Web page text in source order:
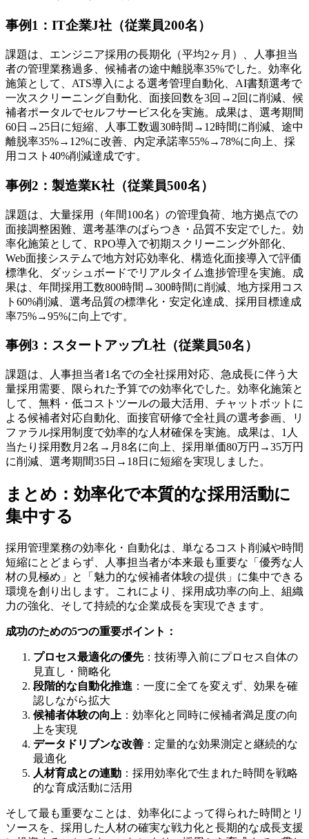
事例1：IT企業J社（従業員200名）
課題は、エンジニア採用の長期化（平均2ヶ月）、人事担当
者の管理業務過多、候補者の途中離脱率35%でした。効率化
施策として、ATS導入による選考管理自動化、AI書類選考で
一次スクリーニング自動化、面接回数を3回→2回に削減、候
補者ポータルでセルフサービス化を実施。成果は、選考期間
60日→25日に短縮、人事工数週30時間→12時間に削減、途中
離脱率35%→12%に改善、内定承諾率55%→78%に向上、採
用コスト40%削減達成です。
事例2：製造業K社（従業員500名）
課題は、大量採用（年間100名）の管理負荷、地方拠点での
面接調整困難、選考基準のばらつき・品質不安定でした。効
率化施策として、RPO導入で初期スクリーニング外部化、
Web面接システムで地方対応効率化、構造化面接導入で評価
標準化、ダッシュボードでリアルタイム進捗管理を実施。成
果は、年間採用工数800時間→300時間に削減、地方採用コス
ト60%削減、選考品質の標準化・安定化達成、採用目標達成
率75%→95%に向上です。
事例3：スタートアップL社（従業員50名）
課題は、人事担当者1名での全社採用対応、急成長に伴う大
量採用需要、限られた予算での効率化でした。効率化施策と
して、無料・低コストツールの最大活用、チャットボットに
よる候補者対応自動化、面接官研修で全社員の選考参画、リ
ファラル採用制度で効率的な人材確保を実施。成果は、1人
当たり採用数月2名→月8名に向上、採用単価80万円→35万円
に削減、選考期間35日→18日に短縮を実現しました。
まとめ：効率化で本質的な採用活動に
集中する
採用管理業務の効率化・自動化は、単なるコスト削減や時間
短縮にとどまらず、人事担当者が本来最も重要な「優秀な人
材の見極め」と「魅力的な候補者体験の提供」に集中できる
環境を創り出します。これにより、採用成功率の向上、組織
力の強化、そして持続的な企業成長を実現できます。
成功のための5つの重要ポイント：
プロセス最適化の優先：技術導入前にプロセス自体の
見直し・簡略化
段階的な自動化推進 ：一度に全てを変えず、効果を確
認しながら拡大
候補者体験の向上 ：効率化と同時に候補者満足度の向
上を実現
データドリブンな改善 ：定量的な効果測定と継続的な
最適化
人材育成との連動 ：採用効率化で生まれた時間を戦略
的な育成活動に活用
そして最も重要なことは、効率化によって得られた時間とリ
ソースを、採用した人材の確実な戦力化と長期的な成長支援